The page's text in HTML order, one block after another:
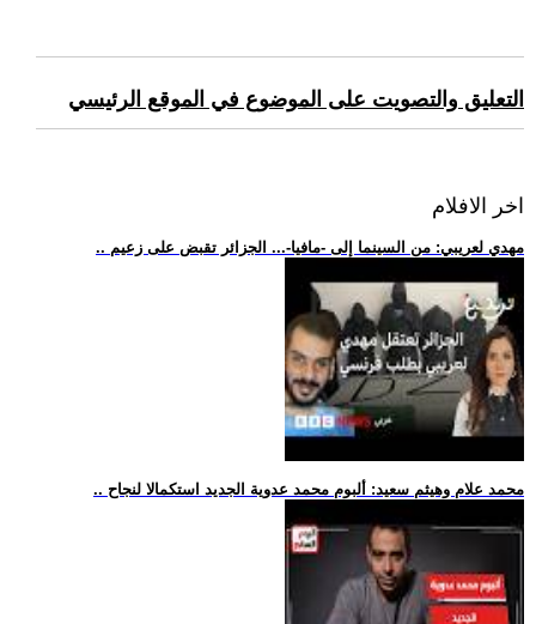
التعليق والتصويت على الموضوع في الموقع الرئيسي
اخر الافلام
.. مهدي لعريبي: من السينما إلى -مافيا-... الجزائر تقبض على زعيم
.. محمد علام وهيثم سعيد: ألبوم محمد عدوية الجديد استكمالا لنجاح